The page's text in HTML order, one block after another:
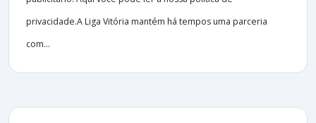
privacidade.A Liga Vitória mantém há tempos uma parceria
com...